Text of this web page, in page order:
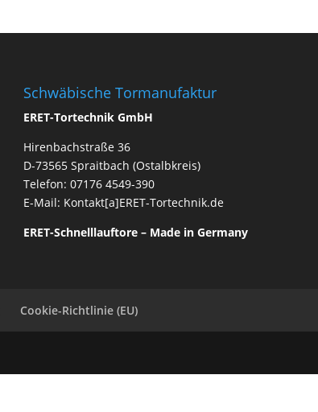
Schwäbische Tormanufaktur
ERET-Tortechnik GmbH
Hirenbachstraße 36
D-73565 Spraitbach (Ostalbkreis)
Telefon: 07176 4549-390
E-Mail: Kontakt[a]ERET-Tortechnik.de
ERET-Schnelllauftore – Made in Germany
Cookie-Richtlinie (EU)